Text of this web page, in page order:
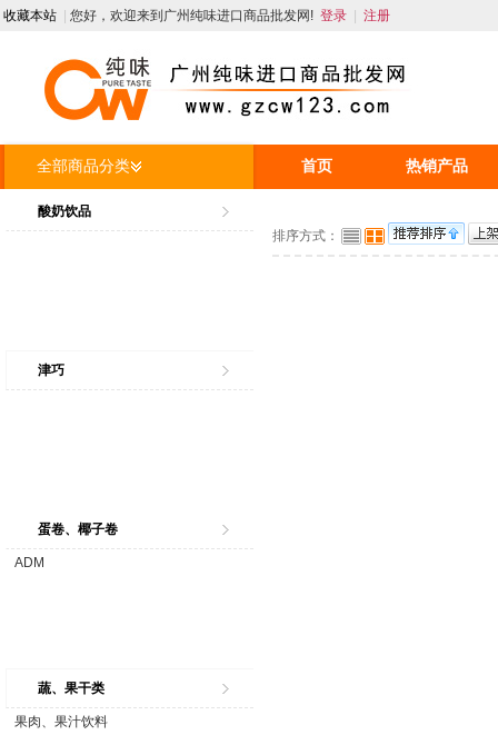
收藏本站 您好，欢迎来到广州纯味进口商品批发网! 登录 注册
全部商品分类
酸奶饮品
津巧
蛋卷、椰子卷
ADM
蔬、果干类
果肉、果汁饮料
首页 热销产品
排序方式：